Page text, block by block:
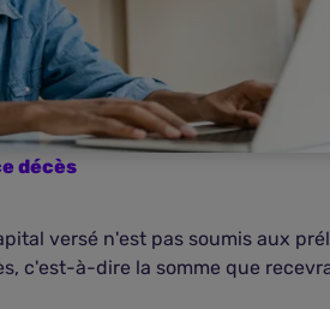
décès
versé n'est pas soumis aux
c'est-à-dire la somme que